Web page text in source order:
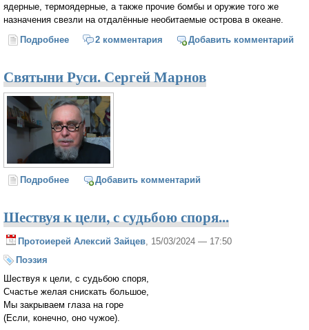
ядерные, термоядерные, а также прочие бомбы и оружие того же
назначения свезли на отдалённые необитаемые острова в океане.
Подробнее о Жили-были бомбы. Сказка на полигоне
2 комментария Добавить комментарий
Святыни Руси. Сергей Марнов
Подробнее о Святыни Руси. Сергей Марнов
Добавить комментарий
Шествуя к цели, с судьбою споря...
Протоиерей Алексий Зайцев, 15/03/2024 — 17:50
Поэзия
Шествуя к цели, с судьбою споря,
Счастье желая снискать большое,
Мы закрываем глаза на горе
(Если, конечно, оно чужое).